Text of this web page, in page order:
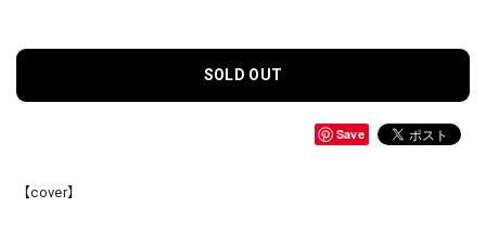
SOLD OUT
Save
【cover】